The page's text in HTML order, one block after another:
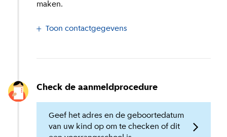
maken.
Toon contactgegevens
Check de aanmeldprocedure
Geef het adres en de geboortedatum
van uw kind op om te checken of dit